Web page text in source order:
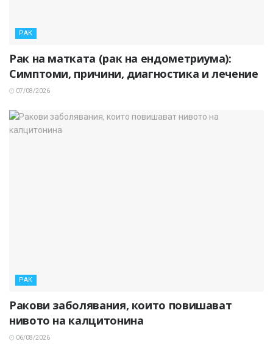
РАК
Рак на матката (рак на ендометриума):
Симптоми, причини, диагностика и лечение
07/08/2026
РАК
Ракови заболявания, които повишават
нивото на калцитонина
06/08/2026